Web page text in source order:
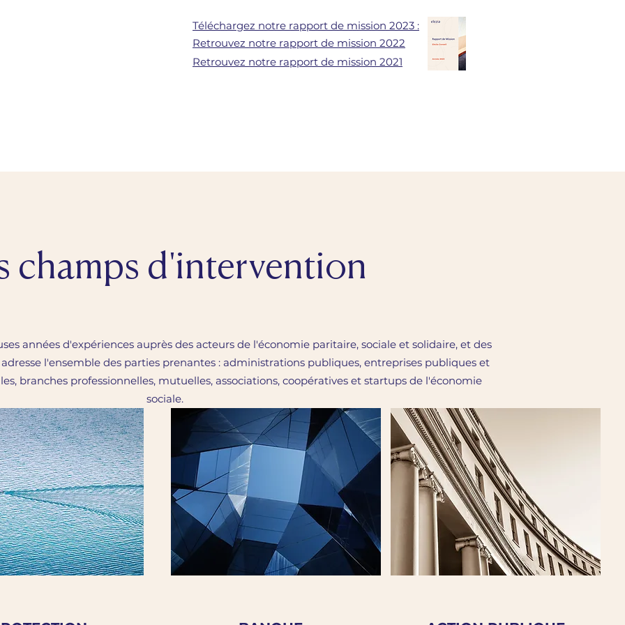
Téléchargez notre rapport de mission 2023 :
Retrouvez notre rapport de mission 2022
Retrouvez notre rapport de mission 2021
champs d'intervention
années d'expériences auprès des acteurs de l'économie paritaire, sociale et solidaire, et des
l'ensemble des parties prenantes : administrations publiques, entreprises publiques et
branches professionnelles, mutuelles, associations, coopératives et startups de l'économie
sociale.